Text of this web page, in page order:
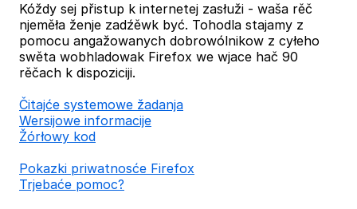
Kóždy sej přistup k internetej zasłuži - waša rěč
njeměła ženje zadźěwk być. Tohodla stajamy z
pomocu angažowanych dobrowólnikow z cyłeho
swěta wobhladowak Firefox we wjace hač 90
rěčach k dispoziciji.
Čitajće systemowe žadanja
Wersijowe informacije
Žórłowy kod
Pokazki priwatnosće Firefox
Trjebaće pomoc?